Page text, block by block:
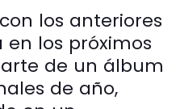
los anteriores
los próximos
de un álbum
de año,